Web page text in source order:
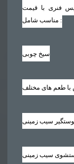
فنری با قیمت
مناسب شامل :
سیخ چوبی
با طعم های مختلف
سیب زمینی
سیب زمینی